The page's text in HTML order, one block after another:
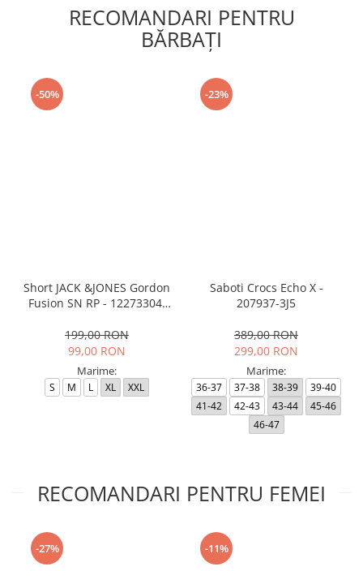
RECOMANDARI PENTRU
BĂRBAŢI
-50%
Short JACK &JONES Gordon
Fusion SN RP - 12273304-
199,00 RON
99,00 RON
Marime:
S M L XL XXL
-23%
Saboti Crocs Echo X -
207937-3J5
389,00 RON
299,00 RON
Marime:
36-37 37-38 38-39
39-40
41-42
42-43 43-44
45-46
46-47
RECOMANDARI PENTRU FEMEI
-27% -11%